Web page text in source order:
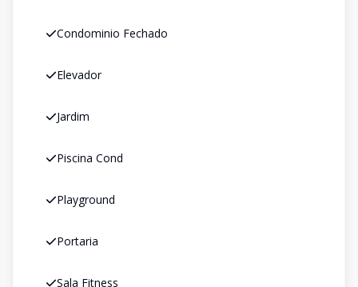
Condominio Fechado
Elevador
Jardim
Piscina Cond
Playground
Portaria
Sala Fitness